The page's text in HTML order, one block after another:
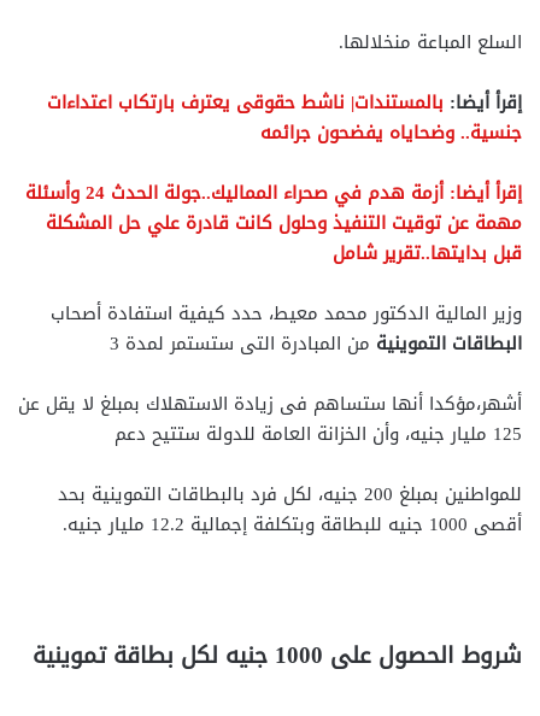
السلع المباعة منخلالها.
إقرأ أيضا: بالمستندات| ناشط حقوقى يعترف بارتكاب اعتداءات
جنسية.. وضحاياه يفضحون جرائمه
إقرأ أيضا: أزمة هدم في صحراء المماليك..جولة الحدث 24 وأسئلة
مهمة عن توقيت التنفيذ وحلول كانت قادرة علي حل المشكلة
قبل بدايتها..تقرير شامل
وزير المالية الدكتور محمد معيط، حدد كيفية استفادة أصحاب
البطاقات التموينية من المبادرة التى ستستمر لمدة 3
أشهر،مؤكدا أنها ستساهم فى زيادة الاستهلاك بمبلغ لا يقل عن
125 مليار جنيه، وأن الخزانة العامة للدولة ستتيح دعم
للمواطنين بمبلغ 200 جنيه، لكل فرد بالبطاقات التموينية بحد
أقصى 1000 جنيه للبطاقة وبتكلفة إجمالية 12.2 مليار جنيه.
شروط الحصول على 1000 جنيه لكل بطاقة تموينية